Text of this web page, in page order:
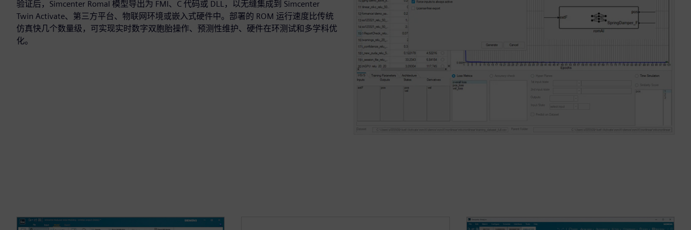
验证后，Simcenter RomaI 模型导出为 FMI、C 代码或 DLL，以无缝集成到 Simcenter
Twin Activate、第三方平台、物联网环境或嵌入式硬件中。部署的 ROM 运行速度比传统
仿真快几个数量级，可实现实时数字双胞胎操作、预测性维护、硬件在环测试和多学科优
化。